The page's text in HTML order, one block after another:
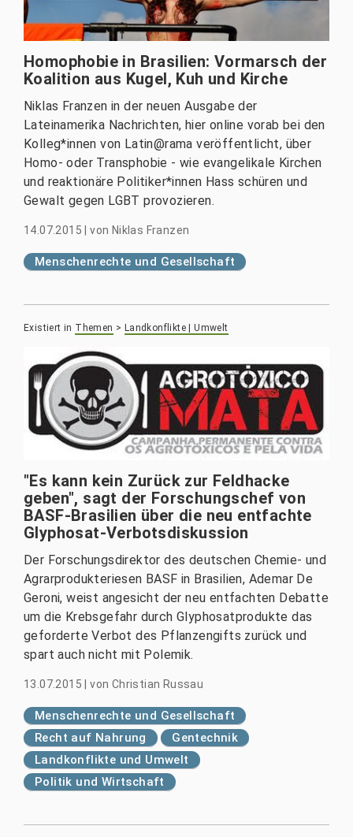
Homophobie in Brasilien: Vormarsch der
Koalition aus Kugel, Kuh und Kirche
Niklas Franzen in der neuen Ausgabe der
Lateinamerika Nachrichten, hier online vorab bei den
Kolleg*innen von Latin@rama veröffentlicht, über
Homo- oder Transphobie - wie evangelikale Kirchen
und reaktionäre Politiker*innen Hass schüren und
Gewalt gegen LGBT provozieren.
14.07.2015 |von Niklas Franzen
Menschenrechte und Gesellschaft
Existiert in Themen > Landkonflikte | Umwelt
"Es kann kein Zurück zur Feldhacke
geben", sagt der Forschungschef von
BASF-Brasilien über die neu entfachte
Glyphosat-Verbotsdiskussion
Der Forschungsdirektor des deutschen Chemie- und
Agrarprodukteriesen BASF in Brasilien, Ademar De
Geroni, weist angesicht der neu entfachten Debatte
um die Krebsgefahr durch Glyphosatprodukte das
geforderte Verbot des Pflanzengifts zurück und
spart auch nicht mit Polemik.
13.07.2015 |von Christian Russau
Menschenrechte und Gesellschaft
Recht auf Nahrung
Gentechnik
Landkonflikte und Umwelt
Politik und Wirtschaft